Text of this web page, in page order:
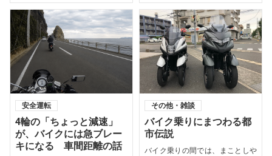
安全運転
4輪の「ちょっと減速」
が、バイクには急ブレー
キになる 車間距離の話
その他・雑談
バイク乗りにまつわる都
市伝説
バイク乗りの間では、まことしや